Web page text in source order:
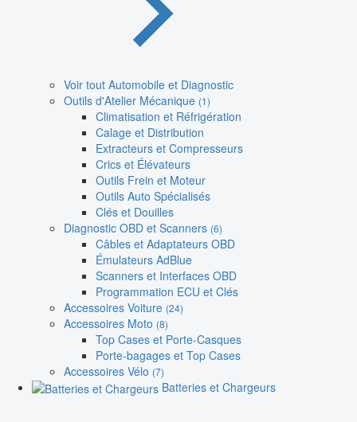
Voir tout Automobile et Diagnostic
Outils d'Atelier Mécanique (1)
Climatisation et Réfrigération
Calage et Distribution
Extracteurs et Compresseurs
Crics et Élévateurs
Outils Frein et Moteur
Outils Auto Spécialisés
Clés et Douilles
Diagnostic OBD et Scanners (6)
Câbles et Adaptateurs OBD
Émulateurs AdBlue
Scanners et Interfaces OBD
Programmation ECU et Clés
Accessoires Voiture (24)
Accessoires Moto (8)
Top Cases et Porte-Casques
Porte-bagages et Top Cases
Accessoires Vélo (7)
Batteries et Chargeurs